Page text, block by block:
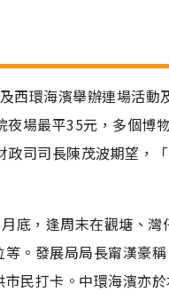
西環海濱舉辦連場活動
場最平35元，多個博
司司長陳茂波期望，
底，逢周末在觀塘、
。發展局局長甯漢豪
民打卡。中環海濱亦